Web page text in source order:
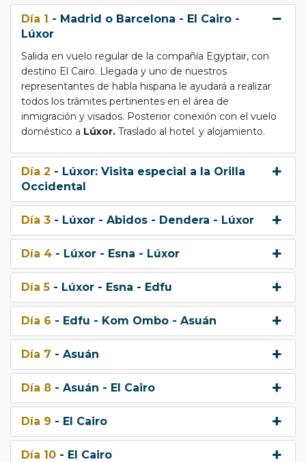
Día 1 - Madrid o Barcelona - El Cairo -
Lúxor
Salida en vuelo regular de la compañía Egyptair, con
destino El Cairo. Llegada y uno de nuestros
representantes de habla hispana le ayudará a realizar
todos los trámites pertinentes en el área de
inmigración y visados. Posterior conexión con el vuelo
doméstico a Lúxor. Traslado al hotel. y alojamiento.
Día 2 - Lúxor: Visita especial a la Orilla
Occidental
Día 3 - Lúxor - Abidos - Dendera - Lúxor
Día 4 - Lúxor - Esna - Lúxor
Día 5 - Lúxor - Esna - Edfu
Día 6 - Edfu - Kom Ombo - Asuán
Día 7 - Asuán
Día 8 - Asuán - El Cairo
Día 9 - El Cairo
Día 10 - El Cairo